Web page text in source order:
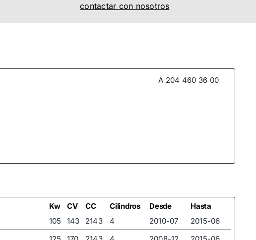
contactar con nosotros
A 204 460 36 00
Kw CV CC Cilindros Desde
Hasta
105 143 2143 4 2010-07
2015-06